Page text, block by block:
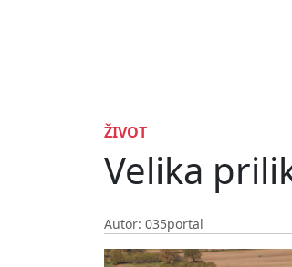
ŽIVOT
Velika
Autor: 035portal